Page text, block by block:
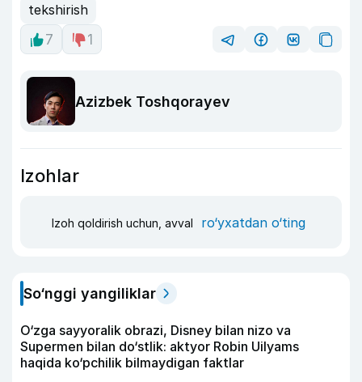
tekshirish
7
1
Azizbek Toshqorayev
Izohlar
Izoh qoldirish uchun, avval ro‘yxatdan o‘ting
So‘nggi yangiliklar
O‘zga sayyoralik obrazi, Disney bilan nizo va
Supermen bilan do‘stlik: aktyor Robin Uilyams
haqida ko‘pchilik bilmaydigan faktlar